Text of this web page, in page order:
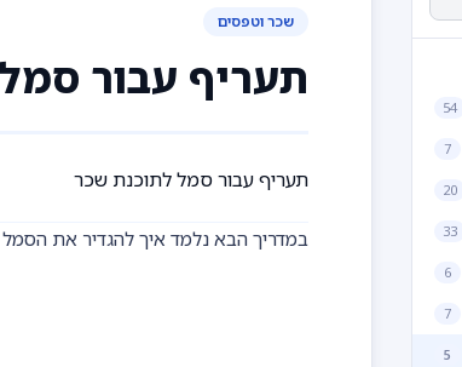
54
7
20
33
6
7
5
שכר וטפסים
תעריף עבור
תעריף עבור סמל לתוכנת שכר
במדריך הבא נלמד איך להגדיר את